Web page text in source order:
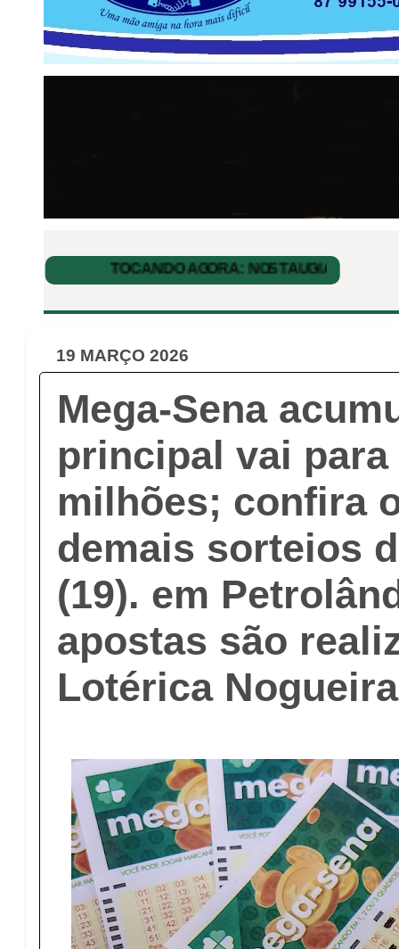
19 MARÇO 2026
Mega-Sena
principal vai para
milhões; confira
demais sorteios
(19). em
apostas são
Lotérica Nogueira